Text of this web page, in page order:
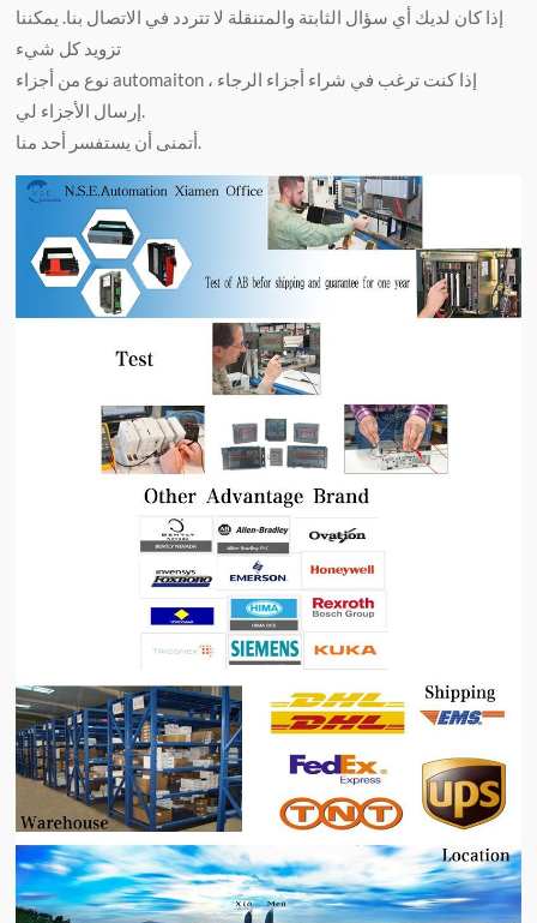
إذا كان لديك أي سؤال الثابتة والمتنقلة لا تتردد في الاتصال بنا. يمكننا
تزويد كل شيء
نوع من أجزاء automaiton ، إذا كنت ترغب في شراء أجزاء الرجاء
إرسال الأجزاء لي.
أتمنى أن يستفسر أحد منا.